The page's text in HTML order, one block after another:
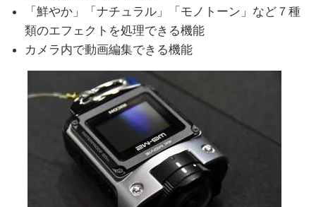
「鮮やか」「ナチュラル」「モノトーン」など７種
類のエフェクトを処理できる機能
カメラ内で動画編集できる機能